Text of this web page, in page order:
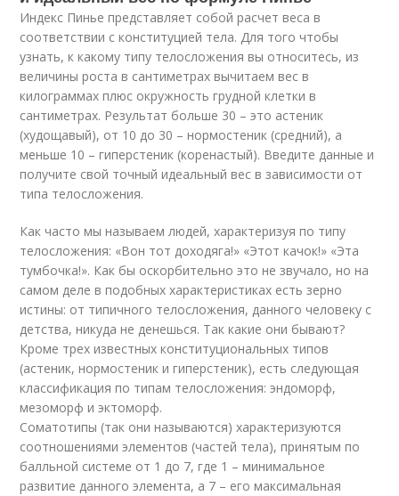
Индекс Пинье представляет собой расчет веса в
соответствии с конституцией тела. Для того чтобы
узнать, к какому типу телосложения вы относитесь, из
величины роста в сантиметрах вычитаем вес в
килограммах плюс окружность грудной клетки в
сантиметрах. Результат больше 30 – это астеник
(худощавый), от 10 до 30 – нормостеник (средний), а
меньше 10 – гиперстеник (коренастый). Введите данные и
получите свой точный идеальный вес в зависимости от
типа телосложения.
Как часто мы называем людей, характеризуя по типу
телосложения: «Вон тот доходяга!» «Этот качок!» «Эта
тумбочка!». Как бы оскорбительно это не звучало, но на
самом деле в подобных характеристиках есть зерно
истины: от типичного телосложения, данного человеку с
детства, никуда не денешься. Так какие они бывают?
Кроме трех известных конституциональных типов
(астеник, нормостеник и гиперстеник), есть следующая
классификация по типам телосложения: эндоморф,
мезоморф и эктоморф.
Соматотипы (так они называются) характеризуются
соотношениями элементов (частей тела), принятым по
балльной системе от 1 до 7, где 1 – минимальное
развитие данного элемента, а 7 – его максимальная